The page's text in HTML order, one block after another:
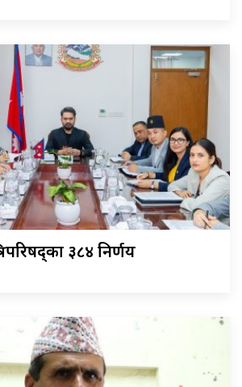
३८४ निर्णय